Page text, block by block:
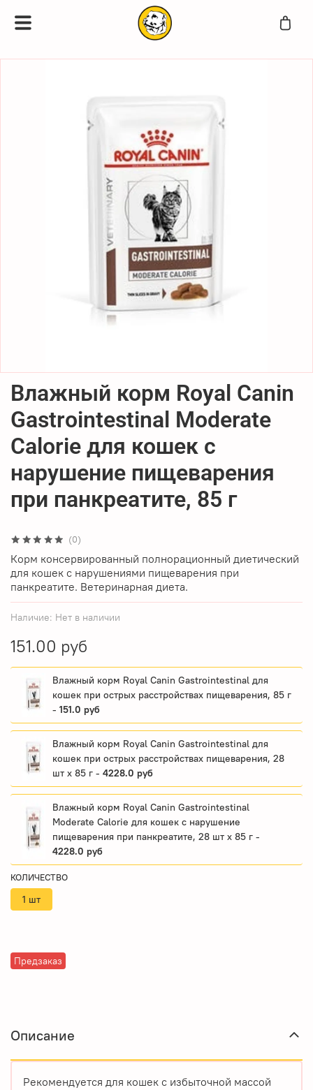
(0)
Наличие: Нет в наличии
Предзаказ
Влажный корм Royal Canin
Gastrointestinal Moderate
Calorie для кошек с
нарушение пищеварения
при панкреатите, 85 г
151.00 руб
Влажный корм Royal Canin Gastrointestinal для
кошек при острых расстройствах пищеварения, 85 г
- 151.0 руб
Влажный корм Royal Canin Gastrointestinal для
кошек при острых расстройствах пищеварения, 28
шт x 85 г - 4228.0 руб
Влажный корм Royal Canin Gastrointestinal
Moderate Calorie для кошек с нарушение
пищеварения при панкреатите, 28 шт x 85 г -
4228.0 руб
КОЛИЧЕСТВО
1 шт
Корм консервированный полнорационный диетический
для кошек с нарушениями пищеварения при
панкреатите. Ветеринарная диета.
Описание
Рекомендуется для кошек с избыточной массой